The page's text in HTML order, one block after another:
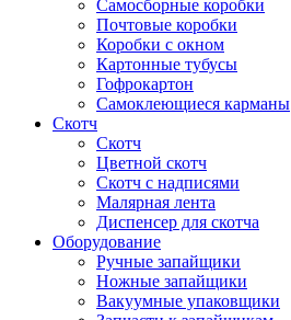
Самосборные коробки
Почтовые коробки
Коробки с окном
Картонные тубусы
Гофрокартон
Самоклеющиеся карманы
Скотч
Скотч
Цветной скотч
Скотч с надписями
Малярная лента
Диспенсер для скотча
Оборудование
Ручные запайщики
Ножные запайщики
Вакуумные упаковщики